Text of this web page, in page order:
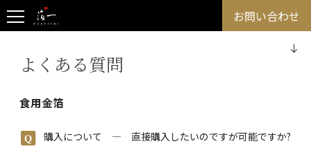
お問い合わせ
よくある質問
食用金箔
購入について ― 直接購入したいのですが可能ですか?